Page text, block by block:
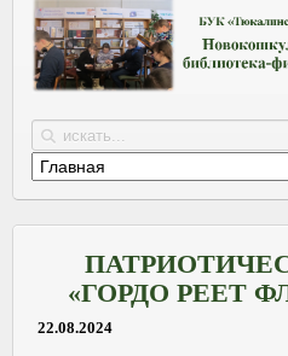
«ГОРДО РЕЕТ
22.08.2024